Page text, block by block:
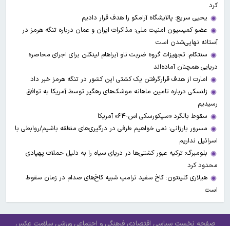
کرد
یحیی سریع: پالایشگاه آرامکو را هدف قرار دادیم
عضو کمیسیون امنیت ملی: مذاکرات ایران و عمان درباره تنگه هرمز در
آستانه نهایی‌شدن است
سنتکام: تجهیزات گروه ضربت ناو آبراهام لینکلن برای اجرای محاصره
دریایی همچنان آماده‌اند
امارت از هدف قرارگرفتن یک کشتی این کشور در تنگه هرمز خبر داد
زلنسکی درباره تامین ماهانه موشک‌های رهگیر توسط آمریکا به توافق
رسیدیم
سقوط بالگرد «سیکورسکی اس-۶۴» آمریکا
مسرور بارزانی: نمی خواهیم طرفی در درگیری‌های منطقه باشیم/روابطی با
اسرائیل نداریم
بلومبرگ: ترکیه عبور کشتی‌ها در دریای سیاه را به دلیل حملات پهپادی
محدود کرد
هیلاری کلینتون: کاخ سفید ترامپ شبیه کاخ‌های صدام در زمان سقوط
است